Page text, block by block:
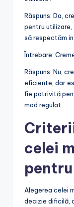
Răspuns: Da,
pentru
să respectăm
Întrebare:
Răspuns: Nu,
eficiente, dar
fie potrivită
mod regulat.
celei
Alegerea celei
decizie dificilă,